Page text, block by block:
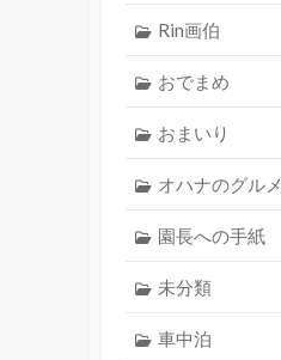
Rin画伯
おでまめ
おまいり
オハナのグルメ
園長への手紙
未分類
車中泊